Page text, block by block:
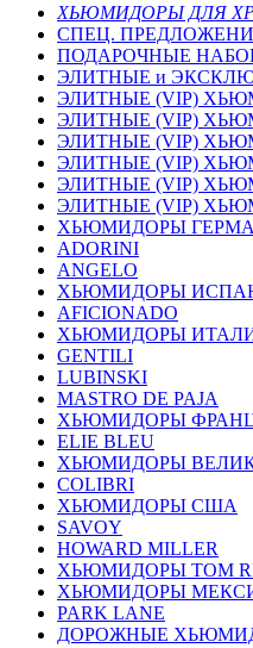
ХЬЮМИДОРЫ ДЛЯ
СПЕЦ.
ПОДАРОЧНЫЕ
ЭЛИТНЫЕ и
ЭЛИТНЫЕ (VIP)
ЭЛИТНЫЕ (VIP)
ЭЛИТНЫЕ (VIP)
ЭЛИТНЫЕ (VIP)
ЭЛИТНЫЕ (VIP)
ЭЛИТНЫЕ (VIP)
ХЬЮМИДОРЫ
ADORINI
ANGELO
ХЬЮМИДОРЫ
AFICIONADO
ХЬЮМИДОРЫ
GENTILI
LUBINSKI
MASTRO DE PAJA
ХЬЮМИДОРЫ
ELIE BLEU
ХЬЮМИДОРЫ
COLIBRI
ХЬЮМИДОРЫ США
SAVOY
HOWARD MILLER
ХЬЮМИДОРЫ TOM
ХЬЮМИДОРЫ
PARK LANE
ДОРОЖНЫЕ